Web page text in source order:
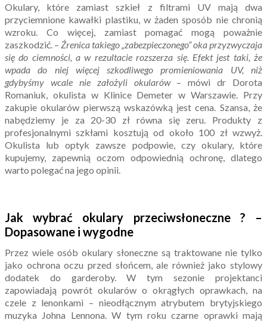
Okulary, które zamiast szkieł z filtrami UV mają dwa
przyciemnione kawałki plastiku, w żaden sposób nie chronią
wzroku. Co więcej, zamiast pomagać mogą poważnie
zaszkodzić. – Źrenica takiego „zabezpieczonego” oka przyzwyczaja
się do ciemności, a w rezultacie rozszerza się. Efekt jest taki, że
wpada do niej więcej szkodliwego promieniowania UV, niż
gdybyśmy wcale nie założyli okularów– mówi dr Dorota
Romaniuk, okulista w Klinice Demeter w Warszawie. Przy
zakupie okularów pierwszą wskazówką jest cena. Szansa, że
nabędziemy je za 20-30 zł równa się zeru. Produkty z
profesjonalnymi szkłami kosztują od około 100 zł wzwyż.
Okulista lub optyk zawsze podpowie, czy okulary, które
kupujemy, zapewnią oczom odpowiednią ochronę, dlatego
warto polegać na jego opinii.
Jak wybrać okulary przeciwsłoneczne ? –
Dopasowane i wygodne
Przez wiele osób okulary słoneczne są traktowane nie tylko
jako ochrona oczu przed słońcem, ale również jako stylowy
dodatek do garderoby. W tym sezonie projektanci
zapowiadają powrót okularów o okrągłych oprawkach, na
czele z lenonkami – nieodłącznym atrybutem brytyjskiego
muzyka Johna Lennona. W tym roku czarne oprawki mają